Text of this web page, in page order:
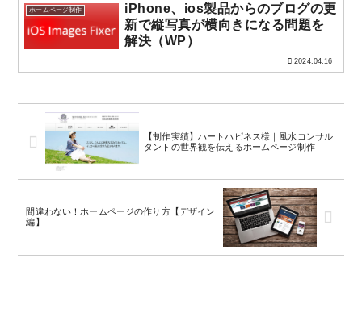
ホームページ制作
iPhone、ios製品からのブログの更
新で縦写真が横向きになる問題を
解決（WP）
2024.04.16
【制作実績】ハートハピネス様｜風水コンサル
タントの世界観を伝えるホームページ制作
間違わない！ホームページの作り方【デザイン
編】